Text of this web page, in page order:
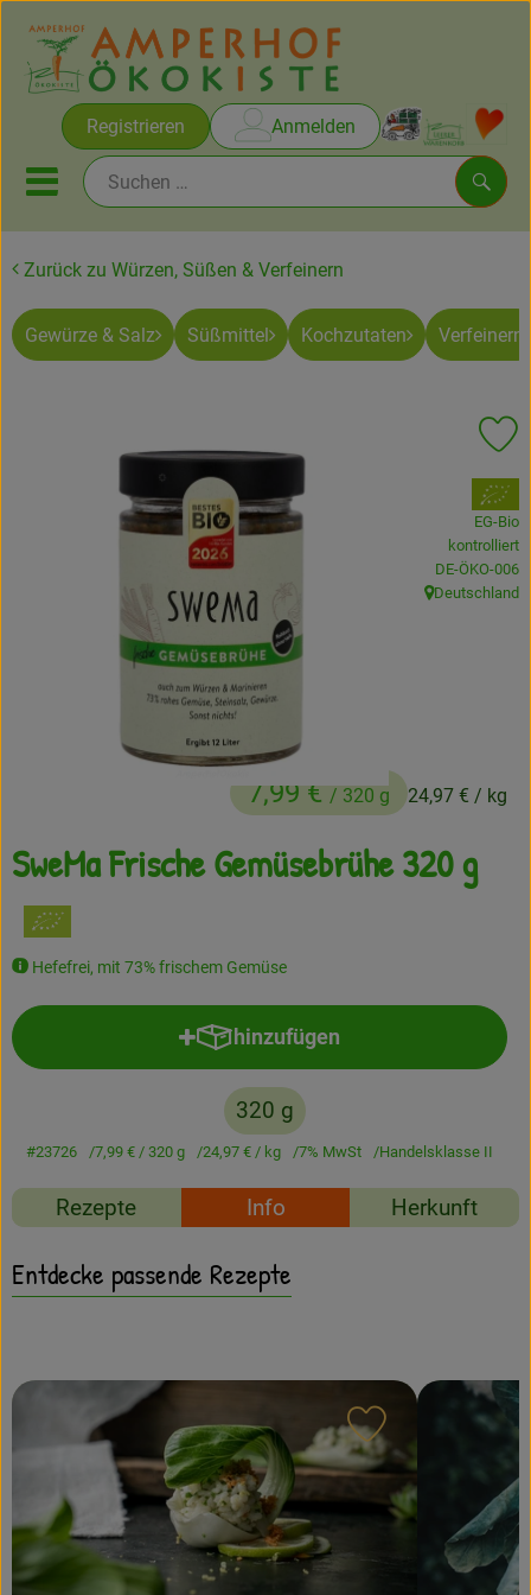
Registrieren Anmelden
Mobiles Menu öffnen oder
Rezepte
Ökokisten
Obst & Gemüse
Gratis Ökokiste im Wert von 25 Euro
Veranstaltungen
Amperhof-Blog
Zurück zu Würzen, Süßen & Verfeinern
Gewürze & Salz Süßmittel Kochzutaten Verfeinern
SweMa Frische Gemüsebrühe 320 g
Hefefrei, mit 73% frischem Gemüse
7,99 €/ 320 g 24,97 € / kg
, Verband:
EG-Bio
kontrolliert
, Kontrollstelle:
DE-ÖKO-006
, Herkunft:
Deutschland
hinzufügen
Produkt zum Warenkorb
320 g
#23726 7,99 € / 320 g 24,97 € / kg 7% MwSt Handelsklasse II
Rezepte Info Herkunft
Entdecke passende Rezepte
Rezept zu